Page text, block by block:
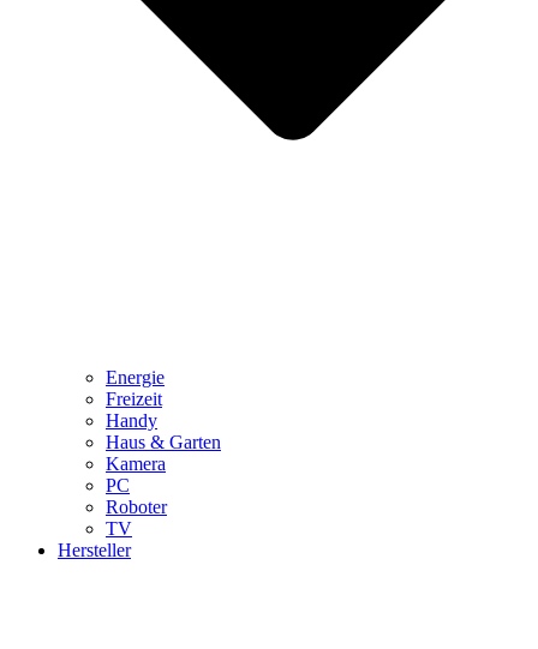
Energie
Freizeit
Handy
Haus & Garten
Kamera
PC
Roboter
TV
Hersteller